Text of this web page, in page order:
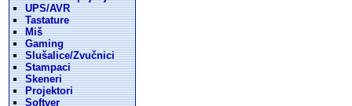
UPS/AVR
Tastature
Miš
Gaming
Slušalice/Zvučnici
Stampaci
Skeneri
Projektori
Softver